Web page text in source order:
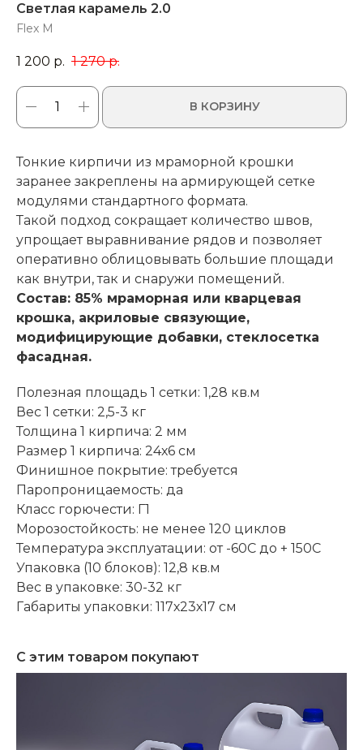
Светлая карамель 2.0
Flex M
1 200 р. 1 270 р.
В КОРЗИНУ
Тонкие кирпичи из мраморной крошки
заранее закреплены на армирующей сетке
модулями стандартного формата.
Такой подход сокращает количество швов,
упрощает выравнивание рядов и позволяет
оперативно облицовывать большие площади
как внутри, так и снаружи помещений.
Состав: 85% мраморная или кварцевая
крошка, акриловые связующие,
модифицирующие добавки, стеклосетка
фасадная.
Полезная площадь 1 сетки: 1,28 кв.м
Вес 1 сетки: 2,5-3 кг
Толщина 1 кирпича: 2 мм
Размер 1 кирпича: 24х6 см
Финишное покрытие: требуется
Паропроницаемость: да
Класс горючести: Г1
Морозостойкость: не менее 120 циклов
Температура эксплуатации: от -60С до + 150С
Упаковка (10 блоков): 12,8 кв.м
Вес в упаковке: 30-32 кг
Габариты упаковки: 117х23х17 см
С этим товаром покупают